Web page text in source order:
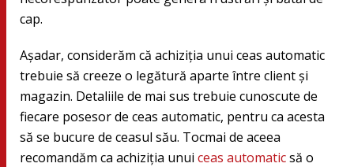
cap.
Așadar, considerăm că achiziția unui ceas automatic
trebuie să creeze o legătură aparte între client și
magazin. Detaliile de mai sus trebuie cunoscute de
fiecare posesor de ceas automatic, pentru ca acesta
să se bucure de ceasul său. Tocmai de aceea
recomandăm ca achiziția unui ceas automaticsă o